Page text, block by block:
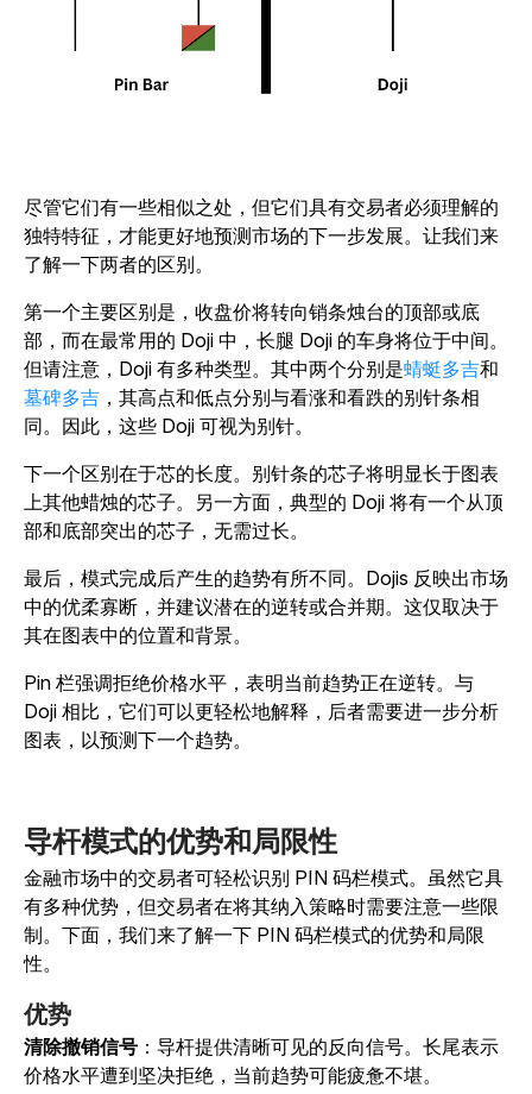
尽管它们有一些相似之处，但它们具有交易者必须理解的
独特特征，才能更好地预测市场的下一步发展。让我们来
了解一下两者的区别。
第一个主要区别是，收盘价将转向销条烛台的顶部或底
部，而在最常用的 Doji 中，长腿 Doji 的车身将位于中间。
但请注意，Doji 有多种类型。其中两个分别是蜻蜓多吉和
墓碑多吉 ，其高点和低点分别与看涨和看跌的别针条相
同。因此，这些 Doji 可视为别针。
下一个区别在于芯的长度。别针条的芯子将明显长于图表
上其他蜡烛的芯子。另一方面，典型的 Doji 将有一个从顶
部和底部突出的芯子，无需过长。
最后，模式完成后产生的趋势有所不同。Dojis 反映出市场
中的优柔寡断，并建议潜在的逆转或合并期。这仅取决于
其在图表中的位置和背景。
Pin 栏强调拒绝价格水平，表明当前趋势正在逆转。与
Doji 相比，它们可以更轻松地解释，后者需要进一步分析
图表，以预测下一个趋势。
导杆模式的优势和局限性
金融市场中的交易者可轻松识别 PIN 码栏模式。虽然它具
有多种优势，但交易者在将其纳入策略时需要注意一些限
制。下面，我们来了解一下 PIN 码栏模式的优势和局限
性。
优势
清除撤销信号 ：导杆提供清晰可见的反向信号。长尾表示
价格水平遭到坚决拒绝，当前趋势可能疲惫不堪。